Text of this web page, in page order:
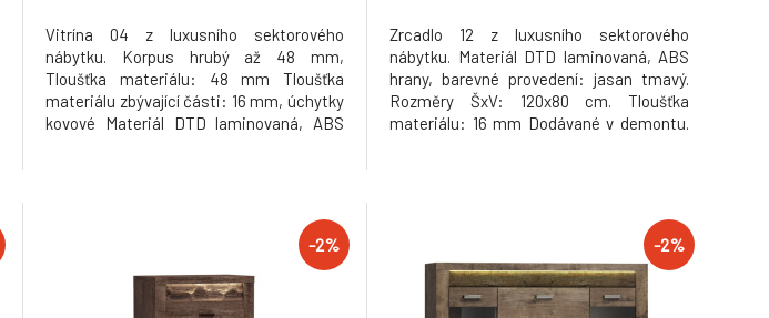
Vitrína 04 z luxusního sektorového
nábytku. Korpus hrubý až 48 mm,
Tloušťka materiálu: 48 mm Tloušťka
materiálu zbývající části: 16 mm, úchytky
kovové Materiál DTD laminovaná, ABS
Zrcadlo 12 z luxusního sektorového
nábytku. Materiál DTD laminovaná, ABS
hrany, barevné provedení: jasan tmavý.
Rozměry ŠxV: 120x80 cm. Tloušťka
materiálu: 16 mm Dodávané v demontu.
-2% -2%